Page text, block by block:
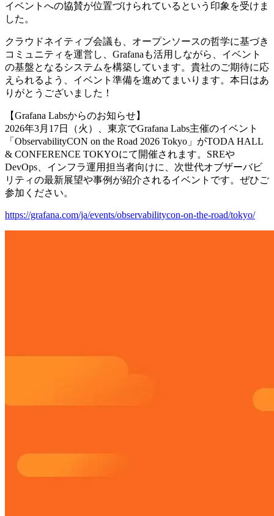
イベントへの協賛が位置づけられているという印象を受けま
した。
クラウドネイティブ会議も、オープンソースの哲学に基づき
コミュニティを運営し、Grafanaも活用しながら、イベント
の基盤となるシステムを構築しています。貴社のご期待に応
えられるよう、イベント準備を進めてまいります。本日はあ
りがとうございました！
【Grafana Labsからのお知らせ】
2026年3月17日（火）、東京でGrafana Labs主催のイベント
「ObservabilityCON on the Road 2026 Tokyo」がTODA HALL
& CONFERENCE TOKYOにて開催されます。SREや
DevOps、インフラ運用担当者向けに、次世代オブザーバビ
リティの最新展望や事例が紹介されるイベントです。ぜひご
参加ください。
https://grafana.com/ja/events/observabilitycon-on-the-road/tokyo/